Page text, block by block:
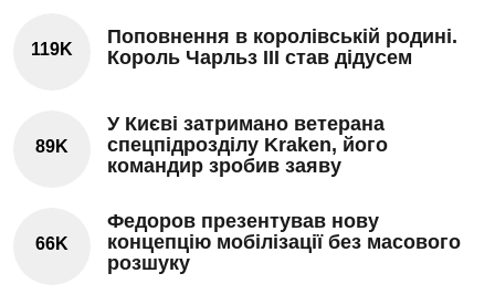
119K
Поповнення в королівській родині.
Король Чарльз III став дідусем
89K
У Києві затримано ветерана
спецпідрозділу Kraken, його
командир зробив заяву
66K
Федоров презентував нову
концепцію мобілізації без масового
розшуку